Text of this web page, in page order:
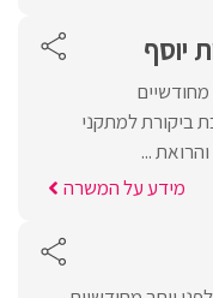
יוסף
מחודשיים
ביקורת למתקני
...
מידע על המשרה